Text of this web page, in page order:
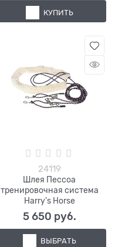
КУПИТЬ
24119
Шлея Пессоа
тренировочная система
Harry's Horse
5 650 руб.
ВЫБРАТЬ